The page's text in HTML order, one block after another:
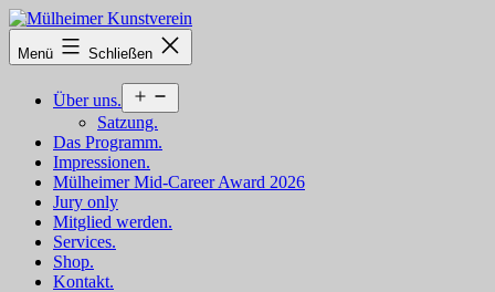
Zum
Inhalt
springen
Mülheimer
Kunstverein
Menü Schließen
Über uns.
öffnen
Satzung.
Das Programm.
Impressionen.
Mülheimer Mid-Career Award 2026
Jury only
Mitglied werden.
Services.
Shop.
Kontakt.